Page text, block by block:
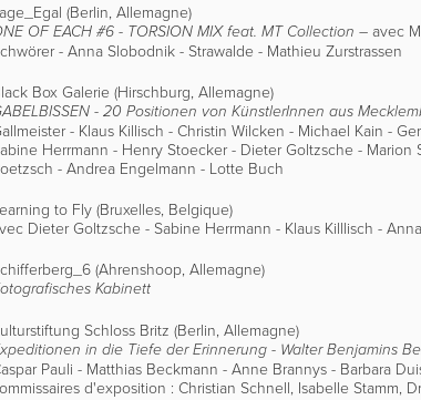
(Berlin, Allemagne)
OF EACH #6 - TORSION MIX feat. MT Collection – avec
- Anna Slobodnik - Strawalde - Mathieu Zurstrassen
Box Galerie (Hirschburg, Allemagne)
- 20 Positionen von KünstlerInnen aus
- Klaus Killisch - Christin Wilcken - Michael Kain -
Herrmann - Henry Stoecker - Dieter Goltzsche -
- Andrea Engelmann - Lotte Buch
to Fly (Bruxelles, Belgique)
Dieter Goltzsche - Sabine Herrmann - Klaus Killlisch -
(Ahrenshoop, Allemagne)
Kabinett
Schloss Britz (Berlin, Allemagne)
in die Tiefe der Erinnerung - Walter Benjamins
Pauli - Matthias Beckmann - Anne Brannys - Barbara
d'exposition : Christian Schnell, Isabelle Stamm,